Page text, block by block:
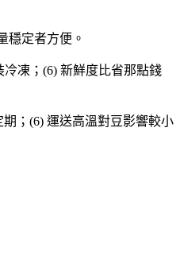
穩定者方便。
冷凍；(6) 新鮮度比省那點錢
；(6) 運送高溫對豆影響較小